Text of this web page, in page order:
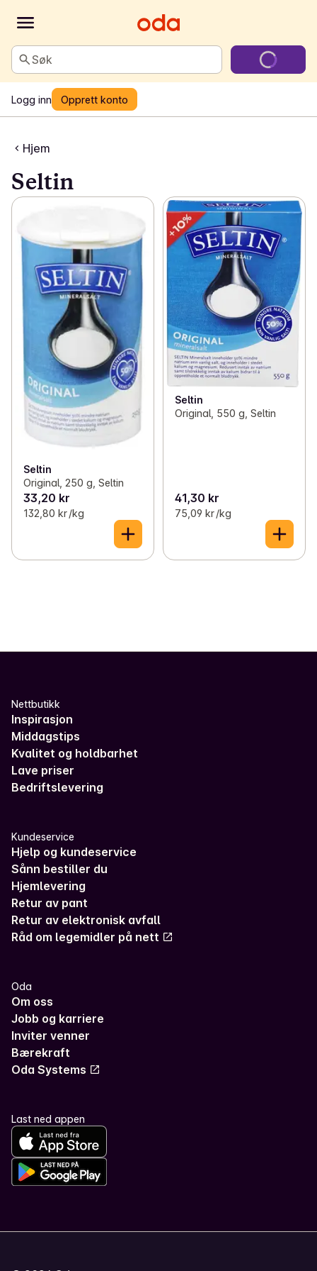
Søk
Logg inn Opprett konto
Hjem
Seltin
Seltin
Original, 250 g, Seltin
33,20 kr
132,80 kr /kg
Seltin
Original, 550 g, Seltin
41,30 kr
75,09 kr /kg
Nettbutikk
Inspirasjon
Middagstips
Kvalitet og holdbarhet
Lave priser
Bedriftslevering
Kundeservice
Hjelp og kundeservice
Sånn bestiller du
Hjemlevering
Retur av pant
Retur av elektronisk avfall
Råd om legemidler på nett
Oda
Om oss
Jobb og karriere
Inviter venner
Bærekraft
Oda Systems
Last ned appen